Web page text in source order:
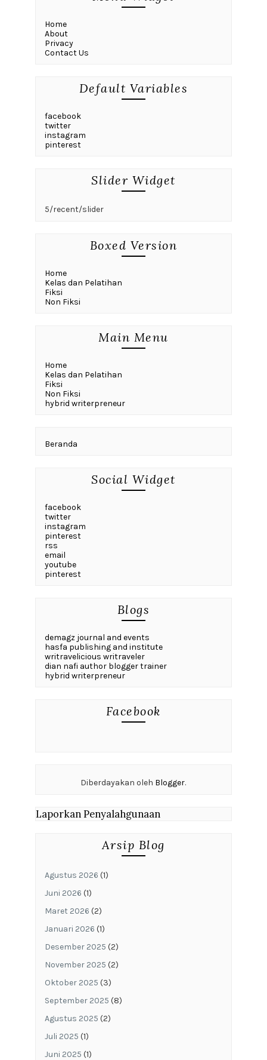
Home
About
Privacy
Contact Us
Default Variables
facebook
twitter
instagram
pinterest
Slider Widget
5/recent/slider
Boxed Version
Home
Kelas dan Pelatihan
Fiksi
Non Fiksi
Main Menu
Home
Kelas dan Pelatihan
Fiksi
Non Fiksi
hybrid writerpreneur
Beranda
Social Widget
facebook
twitter
instagram
pinterest
rss
email
youtube
pinterest
Blogs
demagz journal and events
hasfa publishing and institute
writravelicious writraveler
dian nafi author blogger trainer
hybrid writerpreneur
Facebook
Diberdayakan oleh Blogger.
Laporkan Penyalahgunaan
Arsip Blog
Agustus 2026 (1)
Juni 2026 (1)
Maret 2026 (2)
Januari 2026 (1)
Desember 2025 (2)
November 2025 (2)
Oktober 2025 (3)
September 2025 (8)
Agustus 2025 (2)
Juli 2025 (1)
Juni 2025 (1)